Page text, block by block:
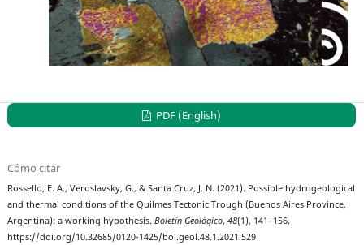
PDF (English)
Cómo citar
Rossello, E. A., Veroslavsky, G., & Santa Cruz, J. N. (2021). Possible hydrogeological
and thermal conditions of the Quilmes Tectonic Trough (Buenos Aires Province,
Argentina): a working hypothesis.Boletín Geológico,48(1), 141–156.
https://doi.org/10.32685/0120-1425/bol.geol.48.1.2021.529